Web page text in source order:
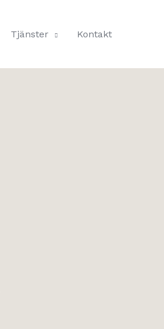
Tjänster Kontakt